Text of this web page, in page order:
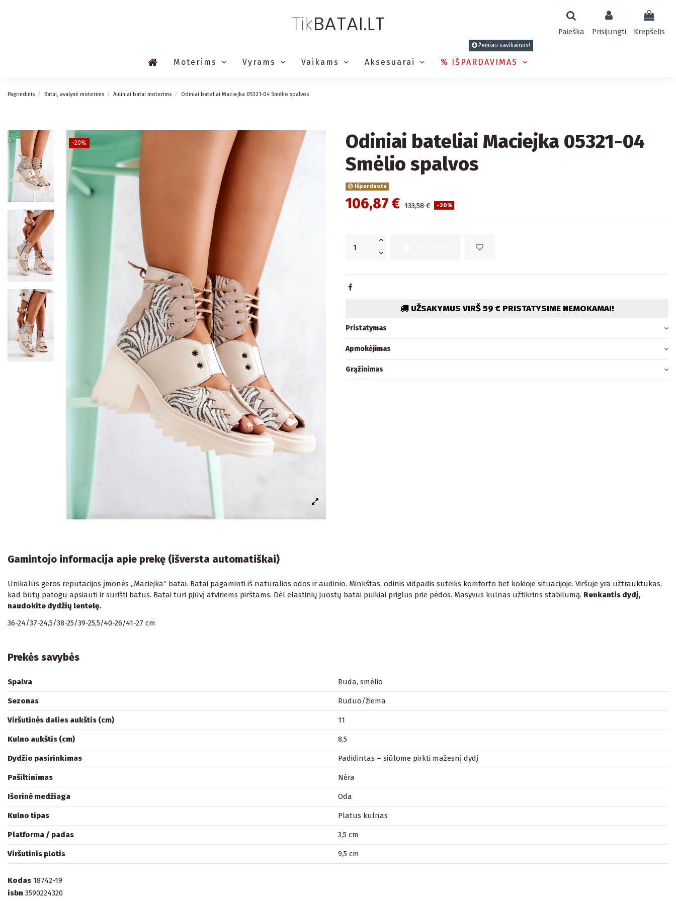
Paieška Prisijungti Krepšelis
Moterims Vyrams Vaikams Aksesuarai % IŠPARDAVIMAS
Žemiau savikainos!
Pagrindinis Batai, avalynė moterims Auliniai batai moterims Odiniai bateliai Maciejka 05321-04 Smėlio spalvos
−20%
Odiniai bateliai Maciejka 05321-04
Smėlio spalvos
Išparduota
106,87 € 133,58 € -20%
UŽSAKYMUS VIRŠ 59 € PRISTATYSIME NEMOKAMAI!
Pristatymas
Apmokėjimas
Grąžinimas
Gamintojo informacija apie prekę (išversta automatiškai)
Unikalūs geros reputacijos įmonės „Maciejka“ batai. Batai pagaminti iš natūralios odos ir audinio. Minkštas, odinis vidpadis suteiks komforto bet kokioje situacijoje. Viršuje yra užtrauktukas,
kad būtų patogu apsiauti ir surišti batus. Batai turi pjūvį atviriems pirštams. Dėl elastinių juostų batai puikiai priglus prie pėdos. Masyvus kulnas užtikrins stabilumą. Renkantis dydį,
naudokite dydžių lentelę.
36-24/37-24,5/38-25/39-25,5/40-26/41-27 cm
Prekės savybės
Spalva Ruda, smėlio
Sezonas Ruduo/žiema
Viršutinės dalies aukštis (cm) 11
Kulno aukštis (cm) 8,5
Dydžio pasirinkimas Padidintas – siūlome pirkti mažesnį dydį
Pašiltinimas Nėra
Išorinė medžiaga Oda
Kulno tipas Platus kulnas
Platforma / padas 3,5 cm
Viršutinis plotis 9,5 cm
Kodas 18742-19
isbn 3590224320